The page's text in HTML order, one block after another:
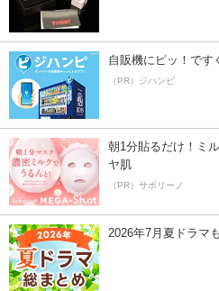
自販機にピッ！です
（PR）ジハンピ
朝1分貼るだけ！ミ
ヤ肌
（PR）サボリーノ
2026年7月夏ドラマ